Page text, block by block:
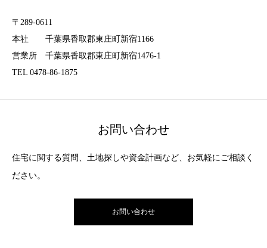
〒289-0611
本社 千葉県香取郡東庄町新宿1166
営業所 千葉県香取郡東庄町新宿1476-1
TEL 0478-86-1875
お問い合わせ
住宅に関する質問、土地探しや資金計画など、お気軽にご相談く
ださい。
お問い合わせ